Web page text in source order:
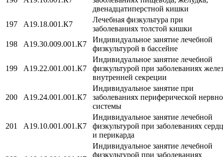
двенадцатиперстной кишки
197
A19.18.001.К7
Лечебная физкультура при
заболеваниях толстой кишки
198
A19.30.009.001.К7
Индивидуальное занятие лечебной
физкультурой в бассейне
199 A19.22.001.001.К7
Индивидуальное занятие лечебной
физкультурой при заболеваниях желез
внутренней секреции
200 A19.24.001.001.К7
Индивидуальное занятие при
заболеваниях периферической
системы
201 A19.10.001.001.К7
Индивидуальное занятие лечебной
физкультурой при заболеваниях
и перикарда
Индивидуальное занятие лечебной
физкультурой при заболеваниях